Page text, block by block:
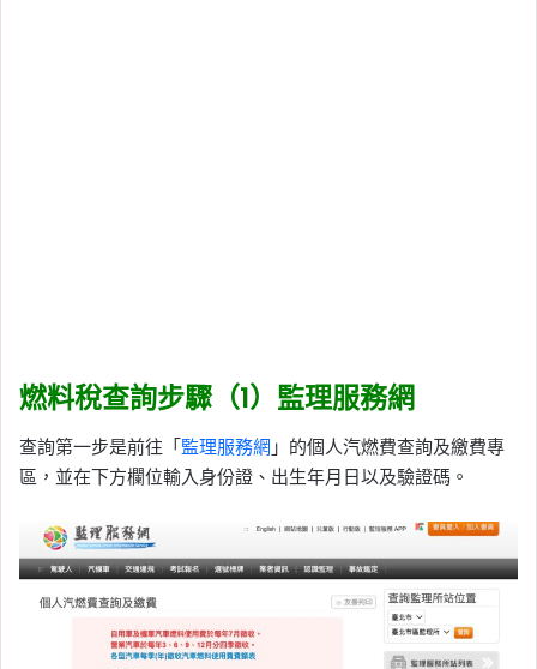
燃料稅查詢步驟（1）監理服務網
查詢第一步是前往「監理服務網 」的個人汽燃費查詢及繳費專
區，並在下方欄位輸入身份證、出生年月日以及驗證碼。